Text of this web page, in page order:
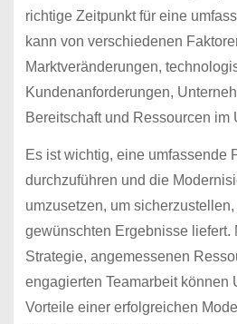
richtige Zeitpunkt für eine
kann von verschiedenen
Marktveränderungen,
Kundenanforderungen,
Bereitschaft und Ressourcen im
Es ist wichtig, eine umfassende
durchzuführen und die
umzusetzen, um
gewünschten Ergebnisse liefert.
Strategie, angemessenen
engagierten Teamarbeit können
Vorteile einer erfolgreichen